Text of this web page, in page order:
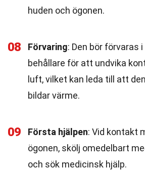
huden och ögonen.
08 Förvaring: Den bör förvaras
behållare för att undvika
luft, vilket kan leda till att
bildar värme.
09 Första hjälpen: Vid kontakt
ögonen, skölj omedelbart
och sök medicinsk hjälp.